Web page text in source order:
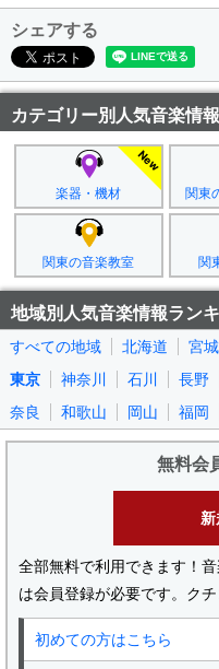
シェアする
カテゴリー別人気音楽情
楽器・機材 関東
関東の音楽教室 関
地域別人気音楽情報ラン
すべての地域 北海道 宮城
東京
神奈川 石川 長野
奈良
和歌山 岡山 福岡
無料会
全部無料で利用できます！
は会員登録が必要です。ク
初めての方はこちら